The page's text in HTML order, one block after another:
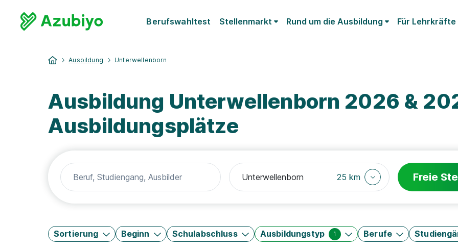
Berufswahltest Stellenmarkt Rund um die Ausbildung Für Lehrkräfte
Ausbildung Unterwellenborn
Ausbildung Unterwellenborn 2026 &
Ausbildungsplätze
25 km Freie
Sortierung Beginn Schulabschluss Ausbildungstyp 1 Berufe